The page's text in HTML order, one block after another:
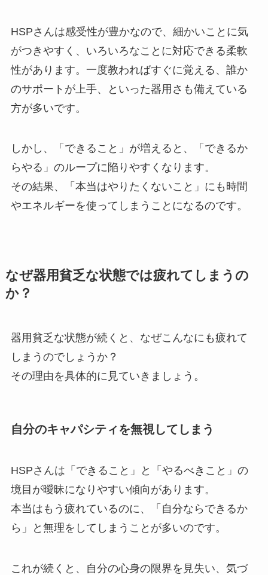
HSPさんは感受性が豊かなので、細かいことに気
がつきやすく、いろいろなことに対応できる柔軟
性があります。一度教わればすぐに覚える、誰か
のサポートが上手、といった器用さも備えている
方が多いです。
しかし、「できること」が増えると、「できるか
らやる」のループに陥りやすくなります。
その結果、「本当はやりたくないこと」にも時間
やエネルギーを使ってしまうことになるのです。
なぜ器用貧乏な状態では疲れてしまうの
か？
器用貧乏な状態が続くと、なぜこんなにも疲れて
しまうのでしょうか？
その理由を具体的に見ていきましょう。
自分のキャパシティを無視してしまう
HSPさんは「できること」と「やるべきこと」の
境目が曖昧になりやすい傾向があります。
本当はもう疲れているのに、「自分ならできるか
ら」と無理をしてしまうことが多いのです。
これが続くと、自分の心身の限界を見失い、気づ